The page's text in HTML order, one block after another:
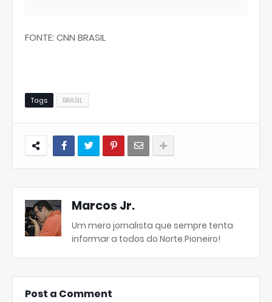
FONTE: CNN BRASIL
Tags BRASIL
Marcos Jr.
Um mero jornalista que sempre tenta
informar a todos do Norte Pioneiro!
Post a Comment